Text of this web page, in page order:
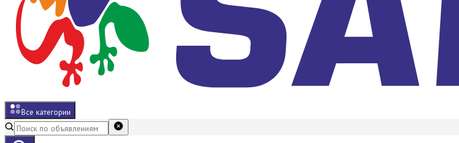
Все категории